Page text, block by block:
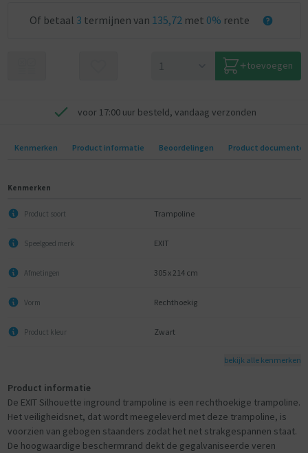
Of betaal 3 termijnen van 135,72 met 0% rente
toevoegen
voor 17:00 uur besteld, vandaag verzonden
Kenmerken Product informatie Beoordelingen Product
Kenmerken
Product soort Trampoline
Speelgoed merk EXIT
Afmetingen 305 x 214 cm
Vorm Rechthoekig
Product kleur Zwart
bekijk alle kenmerken
Product informatie
De EXIT Silhouette inground trampoline is een rechthoekige trampoline.
Het veiligheidsnet, dat wordt meegeleverd met deze trampoline, is
voorzien van gebogen staanders zodat het net strakgespannen staat.
De hoogwaardige beschermrand dekt de gegalvaniseerde veren